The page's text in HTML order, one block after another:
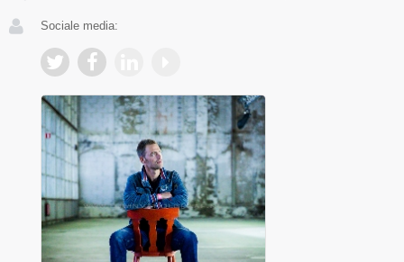
Sociale media: